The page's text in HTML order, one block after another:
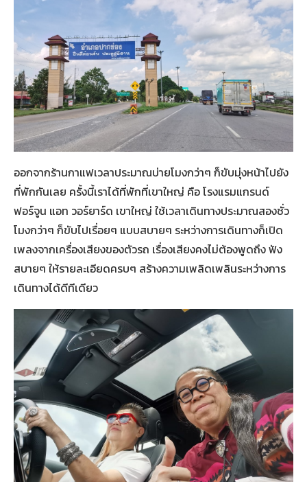
ออกจากร้านกาแฟเวลาประมาณบ่ายโมงกว่าๆ ก็ขับมุ่งหน้าไปยัง
ที่พักกันเลย ครั้งนี้เราได้ที่พักที่เขาใหญ่ คือ โรงแรมแกรนด์
ฟอร์จูน แอท วอร์ยาร์ด เขาใหญ่ ใช้เวลาเดินทางประมาณสองชั่ว
โมงกว่าๆ ก็ขับไปเรื่อยๆ แบบสบายๆ ระหว่างการเดินทางก็เปิด
เพลงจากเครื่องเสียงของตัวรถ เรื่องเสียงคงไม่ต้องพูดถึง ฟัง
สบายๆ ให้รายละเอียดครบๆ สร้างความเพลิดเพลินระหว่างการ
เดินทางได้ดีทีเดียว